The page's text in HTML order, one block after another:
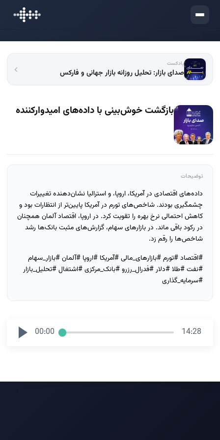
ورود
پادکست
صدای بازار: تحلیل روزانه بازار جهانی و فارکس
بازگشت خوش‌بینی با داده‌های امیدوارکننده
توضیحات
داده‌های اقتصادی در آمریکا، اروپا، و استرالیا نشان‌دهنده تغییرات
چشمگیری بودند. شاخص‌های تورم در آمریکا پایین‌تر از انتظارات بود و
کاهش احتمالی نرخ بهره را تقویت کرد. در اروپا، اقتصاد آلمان همچنان
در رکود باقی ماند. در بازارهای سهام، گزارش‌های مثبت بانک‌ها رشد
شاخص‌ها را رقم زد.
#اقتصاد #تورم #بازارهای_مالی #آمریکا #اروپا #آلمان #بازار_سهام
#نفت #طلا #دلار #فدرال_رزرو #بانک_مرکزی #اشتغال #تحلیل_بازار
#سرمایه_گذاری
00:00 14:28